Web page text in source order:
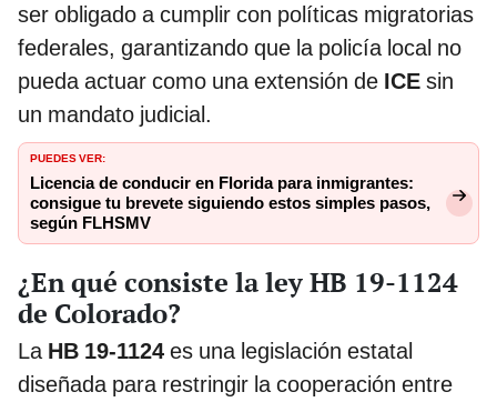
ser obligado a cumplir con políticas migratorias
federales, garantizando que la policía local no
pueda actuar como una extensión de ICE sin
un mandato judicial.
PUEDES VER:
Licencia de conducir en Florida para inmigrantes:
consigue tu brevete siguiendo estos simples pasos,
según FLHSMV
¿En qué consiste la ley HB 19-1124
de Colorado?
La HB 19-1124 es una legislación estatal
diseñada para restringir la cooperación entre